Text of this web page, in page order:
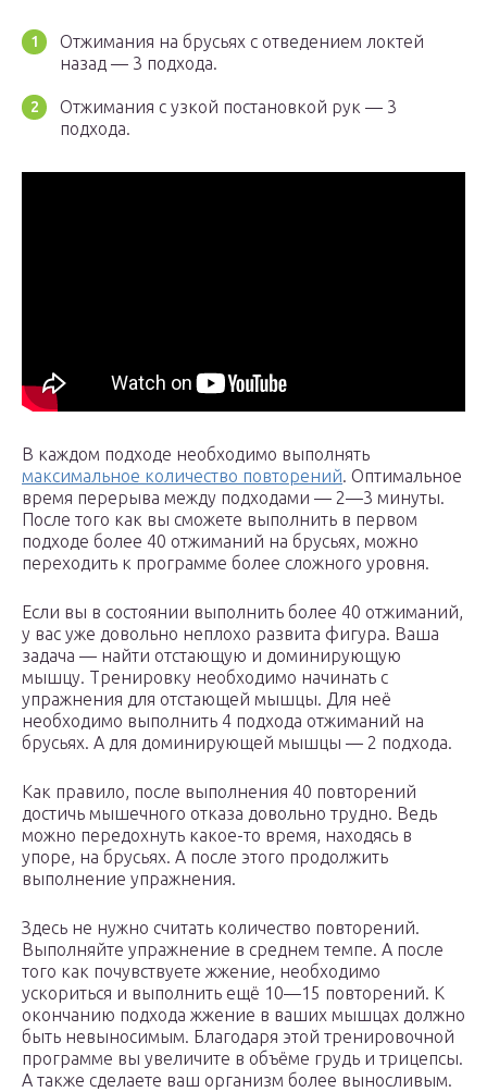
Отжимания на брусьях с отведением локтей
назад — 3 подхода.
Отжимания с узкой постановкой рук — 3
подхода.
В каждом подходе необходимо выполнять
максимальное количество повторений. Оптимальное
время перерыва между подходами — 2—3 минуты.
После того как вы сможете выполнить в первом
подходе более 40 отжиманий на брусьях, можно
переходить к программе более сложного уровня.
Если вы в состоянии выполнить более 40 отжиманий,
у вас уже довольно неплохо развита фигура. Ваша
задача — найти отстающую и доминирующую
мышцу. Тренировку необходимо начинать с
упражнения для отстающей мышцы. Для неё
необходимо выполнить 4 подхода отжиманий на
брусьях. А для доминирующей мышцы — 2 подхода.
Как правило, после выполнения 40 повторений
достичь мышечного отказа довольно трудно. Ведь
можно передохнуть какое-то время, находясь в
упоре, на брусьях. А после этого продолжить
выполнение упражнения.
Здесь не нужно считать количество повторений.
Выполняйте упражнение в среднем темпе. А после
того как почувствуете жжение, необходимо
ускориться и выполнить ещё 10—15 повторений. К
окончанию подхода жжение в ваших мышцах должно
быть невыносимым. Благодаря этой тренировочной
программе вы увеличите в объёме грудь и трицепсы.
А также сделаете ваш организм более выносливым.